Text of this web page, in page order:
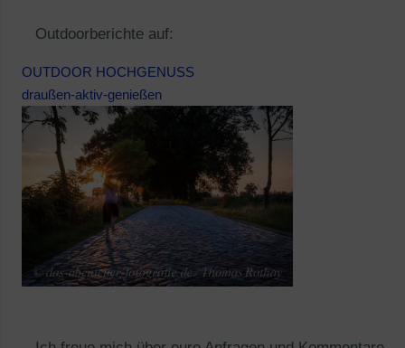
Outdoorberichte auf:
OUTDOOR HOCHGENUSS
draußen-aktiv-genießen